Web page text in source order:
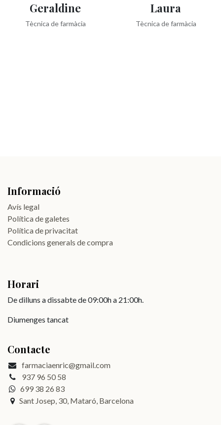
Geraldine
Tècnica de farmàcia
Laura
Tècnica de farmàcia
Informació
Avís legal
Política de galetes
Política de privacitat
Condicions generals de compra
Horari
De dilluns a dissabte de 09:00h a 21:00h.
Diumenges tancat
Contacte
farmaciaenric@gmail.com
937 96 50 58
699 38 26 83
Sant Josep, 30, Mataró, Barcelona